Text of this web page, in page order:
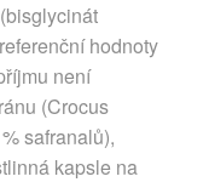
hodnoty
není
(Crocus
safranalů),
kapsle na